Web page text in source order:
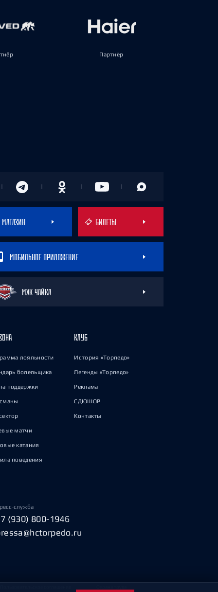
Партнёр
МАГАЗИН БИЛЕТЫ
МОБИЛЬНОЕ ПРИЛОЖЕНИЕ
МХК ЧАЙКА
лояльности
болельщика
поддержки
матчи
катания
поведения
КЛУБ
История «Торпедо»
Легенды «Торпедо»
Реклама
СДЮШОР
Контакты
служба
(930) 800-1946